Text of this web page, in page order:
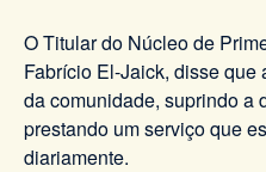
O Titular do Núcleo de
Fabrício El-Jaick, disse que
da comunidade, suprindo a
prestando um serviço que
diariamente.